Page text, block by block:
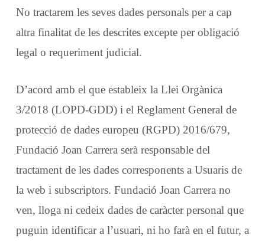
No tractarem les seves dades personals per a cap
altra finalitat de les descrites excepte per obligació
legal o requeriment judicial.
D’acord amb el que estableix la Llei Orgànica
3/2018 (LOPD-GDD) i el Reglament General de
protecció de dades europeu (RGPD) 2016/679,
Fundació Joan Carrera serà responsable del
tractament de les dades corresponents a Usuaris de
la web i subscriptors. Fundació Joan Carrera no
ven, lloga ni cedeix dades de caràcter personal que
puguin identificar a l’usuari, ni ho farà en el futur, a